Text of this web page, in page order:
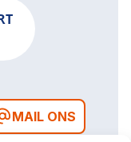
MAIL ONS